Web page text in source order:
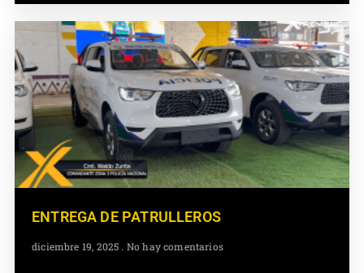
ENTREGA DE PATRULLEROS
diciembre 19, 2025 No hay comentarios